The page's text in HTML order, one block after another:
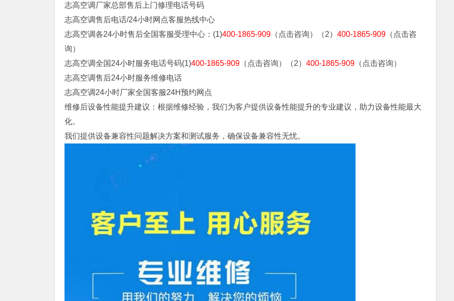
志高空调厂家总部售后上门修理电话号码
志高空调售后电话/24小时网点客服热线中心
志高空调各24小时售后全国客服受理中心：(1)400-1865-909 （点击咨询）（2） 400-1865-909 （点击咨
询）
志高空调全国24小时服务电话号码(1)400-1865-909 （点击咨询）（2） 400-1865-909 （点击咨询）
志高空调售后24小时服务维修电话
志高空调24小时厂家全国客服24H预约网点
维修后设备性能提升建议：根据维修经验，我们为客户提供设备性能提升的专业建议，助力设备性能最大
化。
我们提供设备兼容性问题解决方案和测试服务，确保设备兼容性无忧。